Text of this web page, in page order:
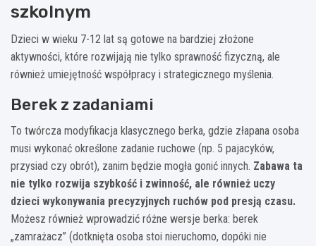
szkolnym
Dzieci w wieku 7-12 lat są gotowe na bardziej złożone
aktywności, które rozwijają nie tylko sprawność fizyczną, ale
również umiejętność współpracy i strategicznego myślenia.
Berek z zadaniami
To twórcza modyfikacja klasycznego berka, gdzie złapana osoba
musi wykonać określone zadanie ruchowe (np. 5 pajacyków,
przysiad czy obrót), zanim będzie mogła gonić innych. Zabawa ta
nie tylko rozwija szybkość i zwinność, ale również uczy
dzieci wykonywania precyzyjnych ruchów pod presją czasu.
Możesz również wprowadzić różne wersje berka: berek
„zamrażacz” (dotknięta osoba stoi nieruchomo, dopóki nie